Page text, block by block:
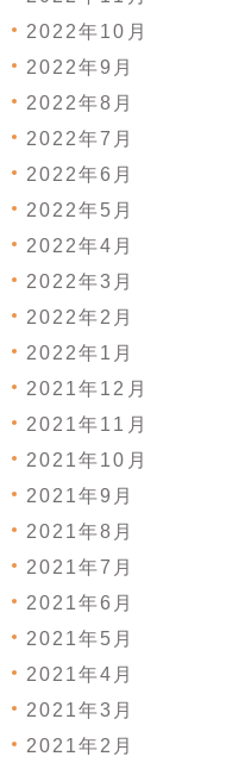
2022年10月
2022年9月
2022年8月
2022年7月
2022年6月
2022年5月
2022年4月
2022年3月
2022年2月
2022年1月
2021年12月
2021年11月
2021年10月
2021年9月
2021年8月
2021年7月
2021年6月
2021年5月
2021年4月
2021年3月
2021年2月